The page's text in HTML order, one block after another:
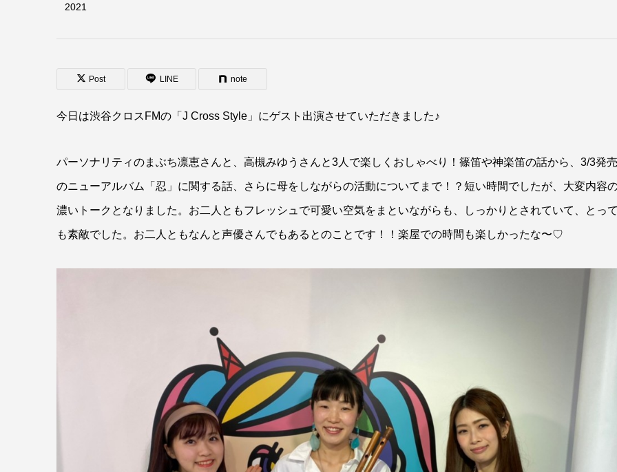
2021
Post LINE note
今日は渋谷クロスFMの「J Cross Style」にゲスト出演させていただきました♪
パーソナリティのまぶち凛恵さんと、高槻みゆうさんと3人で楽しくおしゃべり！篠笛や神楽笛の話から、3/3発売
のニューアルバム「忍」に関する話、さらに母をしながらの活動についてまで！？短い時間でしたが、大変内容
濃いトークとなりました。お二人ともフレッシュで可愛い空気をまといながらも、しっかりとされていて、とって
も素敵でした。お二人ともなんと声優さんでもあるとのことです！！楽屋での時間も楽しかったな〜♡